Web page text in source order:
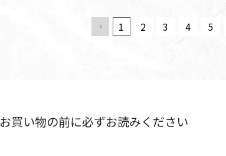
1 2 3 4 5
お買い物の前に必ずお読みください